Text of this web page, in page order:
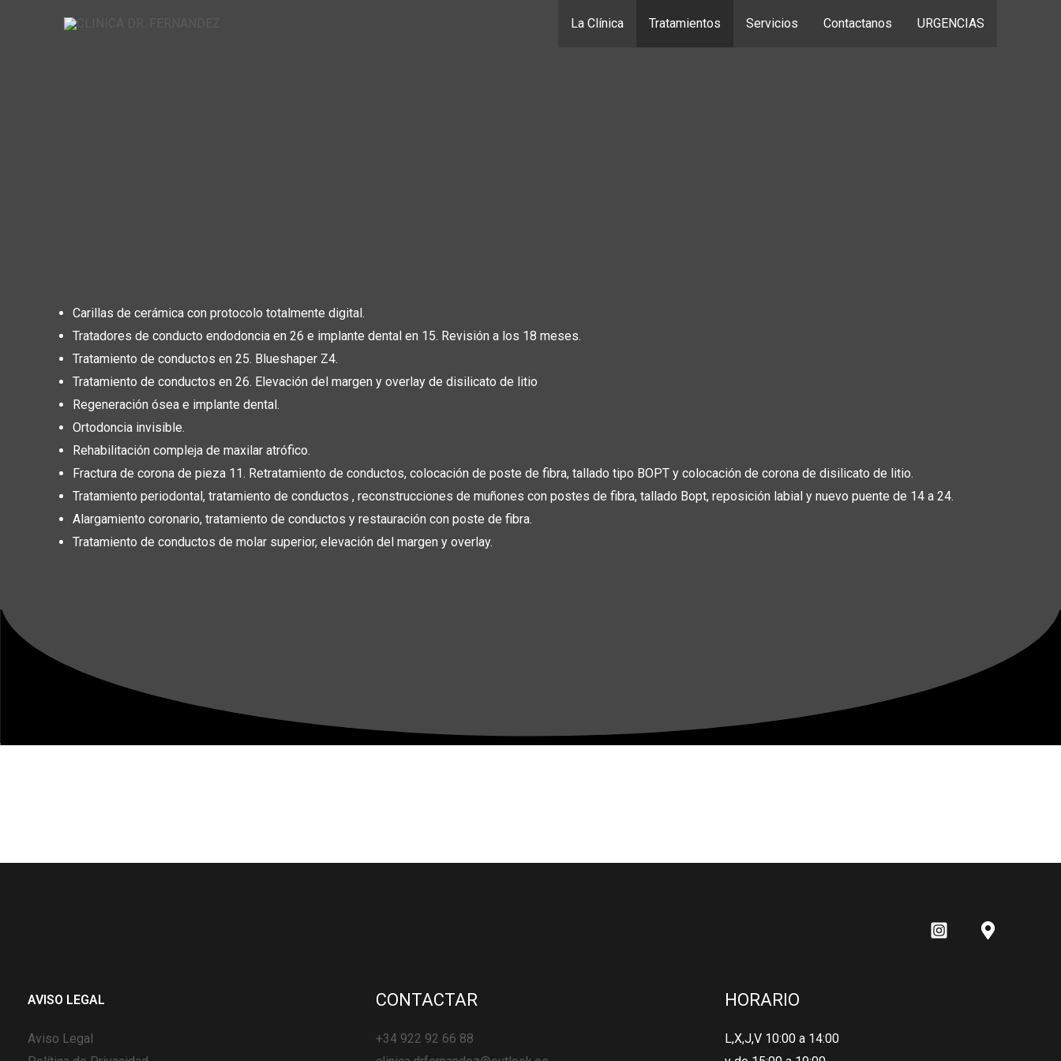
La Clínica Tratamientos Servicios Contactanos URGENCIAS
Carillas de cerámica con protocolo totalmente digital.
Tratadores de conducto endodoncia en 26 e implante dental en 15. Revisión a los 18 meses.
Tratamiento de conductos en 25. Blueshaper Z4.
Tratamiento de conductos en 26. Elevación del margen y overlay de disilicato de litio
Regeneración ósea e implante dental.
Ortodoncia invisible.
Rehabilitación compleja de maxilar atrófico.
Fractura de corona de pieza 11. Retratamiento de conductos, colocación de poste de fibra, tallado tipo BOPT y colocación de corona de disilicato de litio.
Tratamiento periodontal, tratamiento de conductos , reconstrucciones de muñones con postes de fibra, tallado Bopt, reposición labial y nuevo puente de 14 a 24.
Alargamiento coronario, tratamiento de conductos y restauración con poste de fibra.
Tratamiento de conductos de molar superior, elevación del margen y overlay.
AVISO LEGAL
Aviso Legal
CONTACTAR
+34 922 92 66 88
HORARIO
L,X,J,V 10:00 a 14:00